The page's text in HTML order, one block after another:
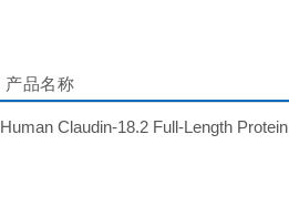
产品名称
Human Claudin-18.2 Full-Length Protein